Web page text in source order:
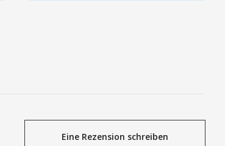
Eine Rezension schreiben